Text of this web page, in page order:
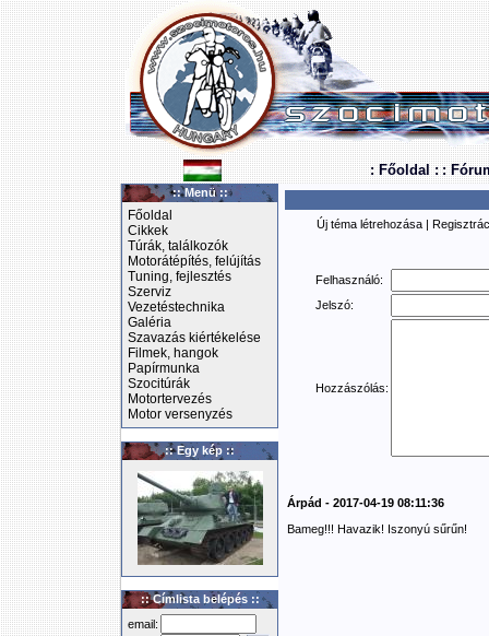
: Főoldal : :
:: Menü ::
Főoldal
Cikkek
Túrák, találkozók
Motorátépítés, felújítás
Tuning, fejlesztés
Szerviz
Vezetéstechnika
Galéria
Szavazás kiértékelése
Filmek, hangok
Papírmunka
Szocitúrák
Motortervezés
Motor versenyzés
:: Egy kép ::
:: Címlista belépés ::
email:
Új téma létrehozása |
Felhasználó:
Jelszó:
Hozzászólás:
Árpád - 2017-04-19 08:11:36
Bameg!!! Havazik! Iszonyú sűrűn!